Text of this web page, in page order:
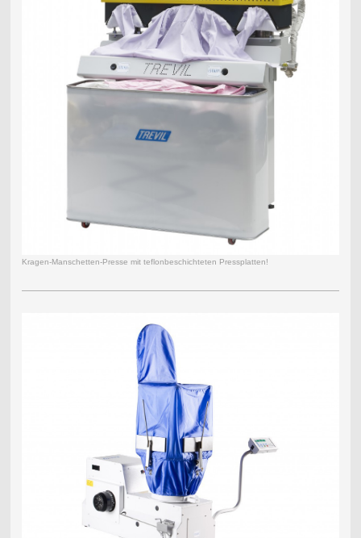
Kragen-Manschetten-Presse mit teflonbeschichteten Pressplatten!